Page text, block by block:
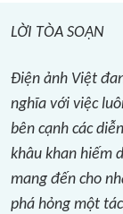
LỜI TÒA SOẠN
Điện ảnh Việt
nghĩa với việc
bên cạnh các
khâu khan hiếm
mang đến cho
phá hỏng một